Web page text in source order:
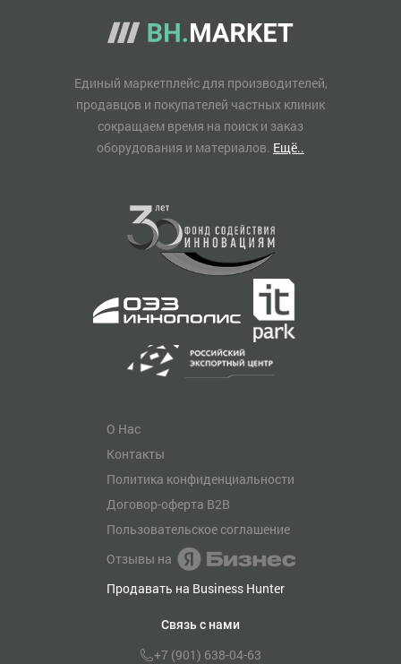
Единый маркетплейс для производителей,
продавцов и покупателей частных клиник
сокращаем время на поиск и заказ
оборудования и материалов. Ещё..
О Нас
Контакты
Политика конфиденциальности
Договор-оферта B2B
Пользовательское соглашение
Отзывы на
Продавать на Business Hunter
Связь с нами
+7 (901) 638-04-63